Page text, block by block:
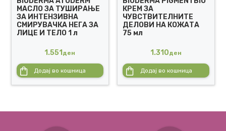
МАСЛО ЗА ТУШИРАЊЕ
ЗА ИНТЕНЗИВНА
СМИРУВАЧКА НЕГА ЗА
ЛИЦЕ И ТЕЛО 1 л
1.551 ден
Додај во кошница
КРЕМ ЗА
ЧУВСТВИТЕЛНИТЕ
ДЕЛОВИ НА КОЖАТА
75 мл
1.310ден
Додај во кошница